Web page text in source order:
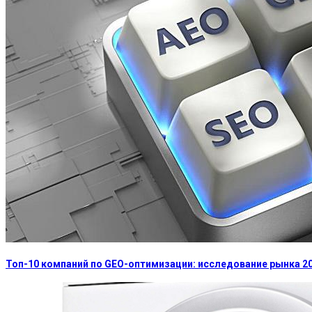
Топ-10 компаний по GEO-оптимизации: исследование рынка